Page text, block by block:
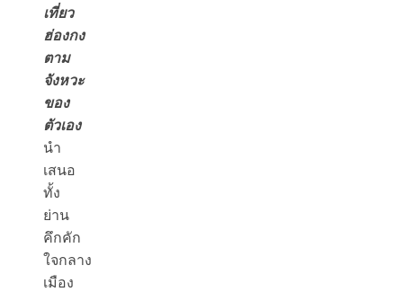
เที่ยว
ฮ่องกง
ตาม
จังหวะ
ของ
ตัวเอง
นำ
เสนอ
ทั้ง
ย่าน
คึกคัก
ใจกลาง
เมือง